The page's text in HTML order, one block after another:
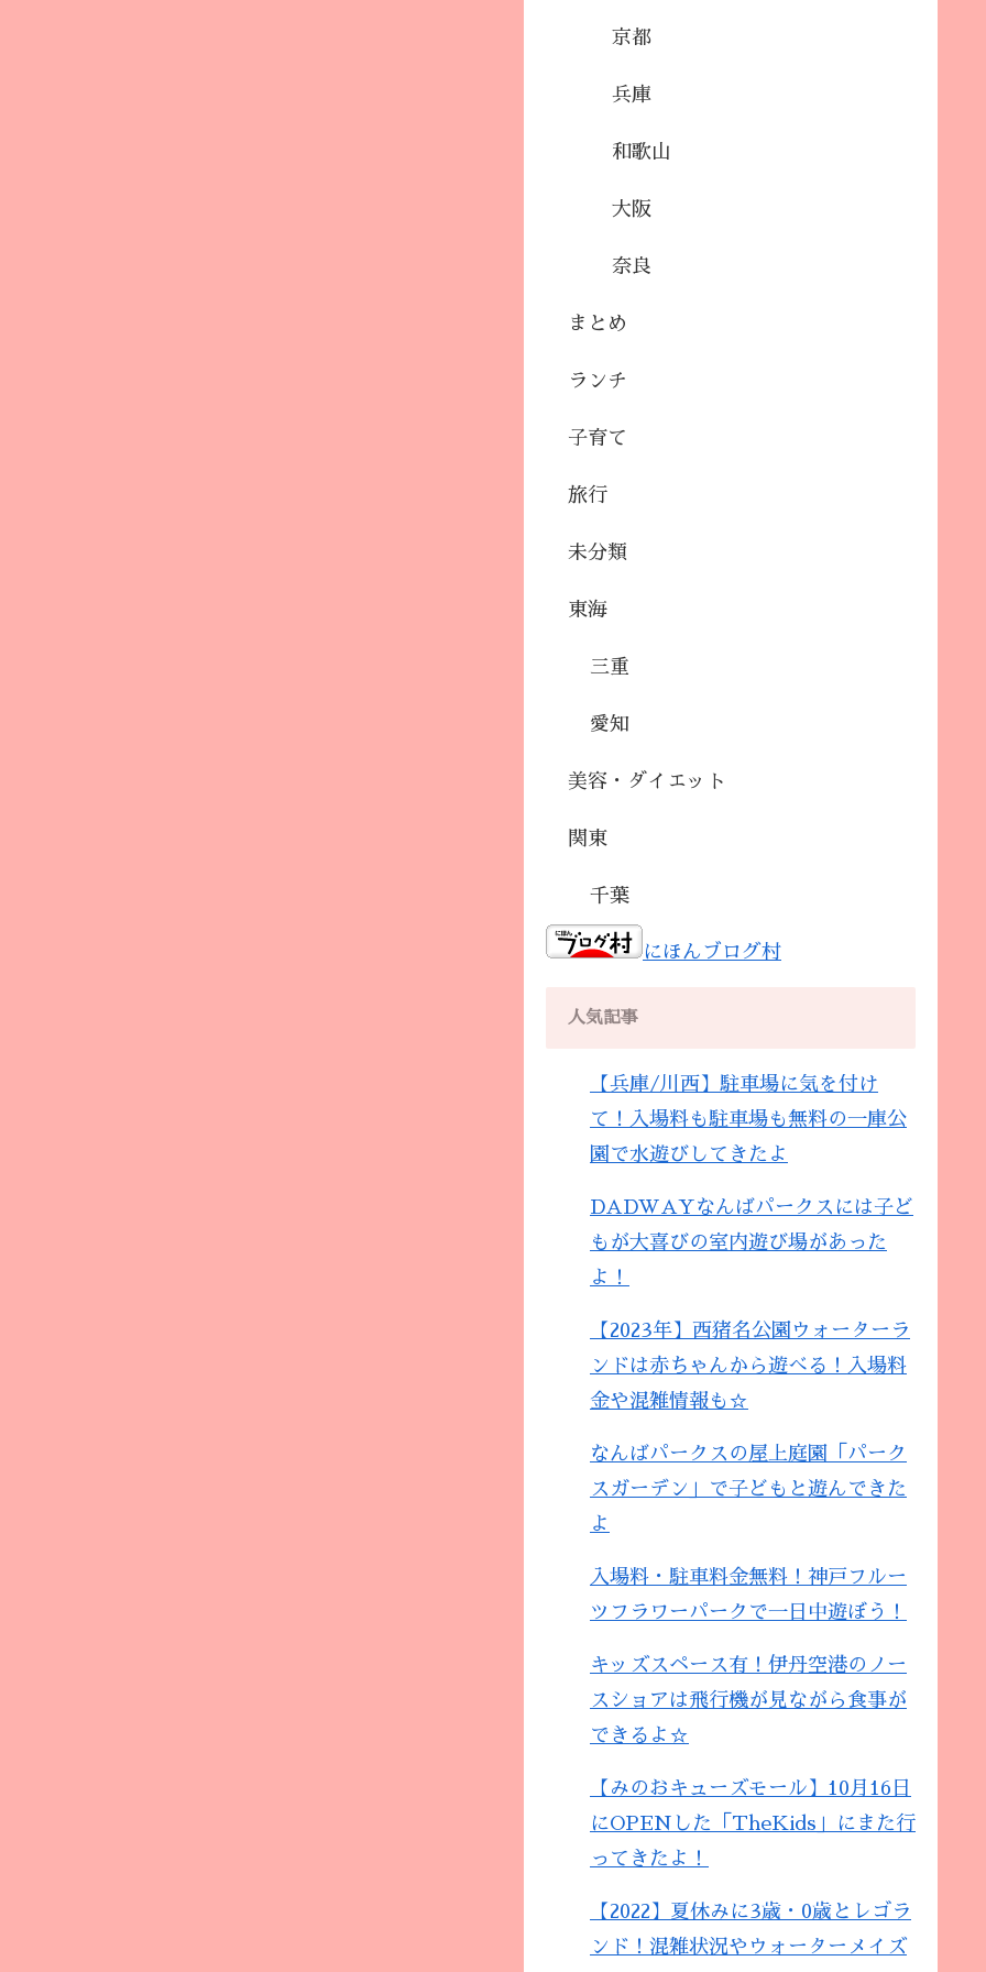
京都
兵庫
和歌山
大阪
奈良
まとめ
ランチ
子育て
旅行
未分類
東海
三重
愛知
美容・ダイエット
関東
千葉
にほんブログ村
人気記事
【兵庫/川西】駐車場に気を付け
て！入場料も駐車場も無料の一庫公
園で水遊びしてきたよ
DADWAYなんばパークスには子ど
もが大喜びの室内遊び場があった
よ！
【2023年】西猪名公園ウォーターラ
ンドは赤ちゃんから遊べる！入場料
金や混雑情報も☆
なんばパークスの屋上庭園「パーク
スガーデン」で子どもと遊んできた
よ
入場料・駐車料金無料！神戸フルー
ツフラワーパークで一日中遊ぼう！
キッズスペース有！伊丹空港のノー
スショアは飛行機が見ながら食事が
できるよ☆
【みのおキューズモール】10月16日
にOPENした「TheKids」にまた行
ってきたよ！
【2022】夏休みに3歳・0歳とレゴラ
ンド！混雑状況やウォーターメイズ